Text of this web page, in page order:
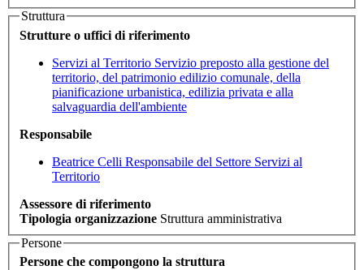
Struttura
Strutture o uffici di riferimento
Servizi al Territorio Servizio preposto alla gestione del
territorio, del patrimonio edilizio comunale, della
pianificazione urbanistica, edilizia privata e alla
salvaguardia dell'ambiente
Responsabile
Beatrice Celli Responsabile del Settore Servizi al
Territorio
Assessore di riferimento
Tipologia organizzazione Struttura amministrativa
Persone
Persone che compongono la struttura